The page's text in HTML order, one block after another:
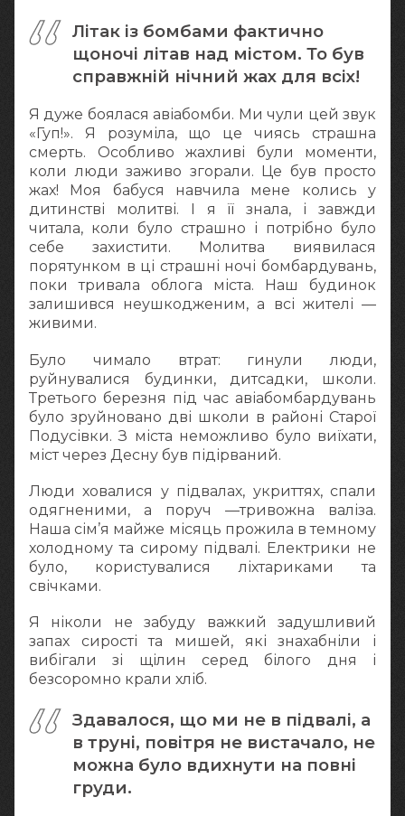
Літак із бомбами фактично
щоночі літав над містом. То був
справжній нічний жах для всіх!
Я дуже боялася авіабомби. Ми чули цей звук
«Гуп!». Я розуміла, що це чиясь страшна
смерть. Особливо жахливі були моменти,
коли люди заживо згорали. Це був просто
жах! Моя бабуся навчила мене колись у
дитинстві молитві. І я її знала, і завжди
читала, коли було страшно і потрібно було
себе захистити. Молитва виявилася
порятунком в ці страшні ночі бомбардувань,
поки тривала облога міста. Наш будинок
залишився неушкодженим, а всі жителі —
живими.
Було чимало втрат: гинули люди,
руйнувалися будинки, дитсадки, школи.
Третього березня під час авіабомбардувань
було зруйновано дві школи в районі Старої
Подусівки. З міста неможливо було виїхати,
міст через Десну був підірваний.
Люди ховалися у підвалах, укриттях, спали
одягненими, а поруч —тривожна валіза.
Наша сім’я майже місяць прожила в темному
холодному та сирому підвалі. Електрики не
було, користувалися ліхтариками та
свічками.
Я ніколи не забуду важкий задушливий
запах сирості та мишей, які знахабніли і
вибігали зі щілин серед білого дня і
безсоромно крали хліб.
Здавалося, що ми не в підвалі, а
в труні, повітря не вистачало, не
можна було вдихнути на повні
груди.